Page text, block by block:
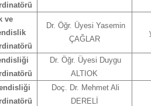
ve
Dr. Öğr. Üyesi Yasemin
ÇAĞLAR
Dr. Öğr. Üyesi Duygu
ALTIOK
Doç. Dr. Mehmet Ali
DERELİ